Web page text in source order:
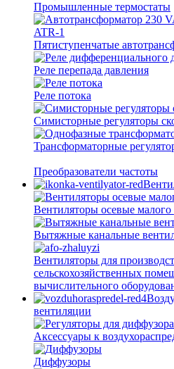
Промышленные термостаты
Пятиступенчатые
Реле перепада давления
Реле потока
Симисторные регуляторы
Трансформаторные
Преобразователи частоты
Вентиляторы осевые малого
Вытяжные канальные
Вентиляторы для
сельскохозяйственных
вычислительного
вентиляции
Аксессуары к
Диффузоры